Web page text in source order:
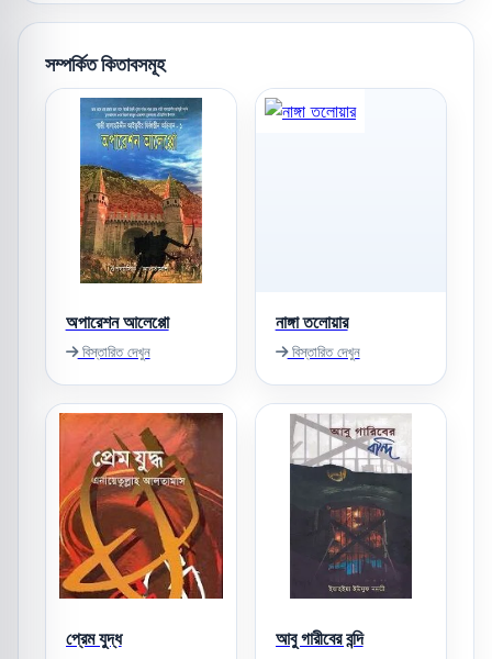
সম্পর্কিত কিতাবসমূহ
অপারেশন আলেপ্পো
বিস্তারিত দেখুন
নাঙ্গা তলোয়ার
বিস্তারিত দেখুন
প্রেম যুদ্ধ আবু গারীবের বন্দি